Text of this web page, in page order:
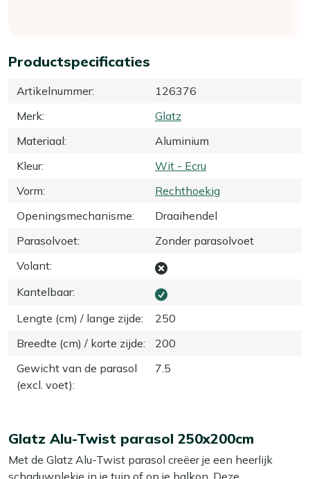
Productspecificaties
Artikelnummer:
126376
Merk:
Glatz
Materiaal:
Aluminium
Kleur:
Wit - Ecru
Vorm:
Rechthoekig
Openingsmechanisme:
Draaihendel
Parasolvoet:
Zonder parasolvoet
Volant:
Kantelbaar:
Lengte (cm) / lange zijde:
250
Breedte (cm) / korte zijde:
200
Gewicht van de parasol
(excl. voet):
7.5
Glatz Alu-Twist parasol 250x200cm
Met de Glatz Alu-Twist parasol creëer je een heerlijk
schaduwplekje in je tuin of op je balkon. Deze